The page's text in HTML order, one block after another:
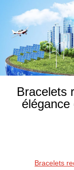
Bracelets
Bracelets